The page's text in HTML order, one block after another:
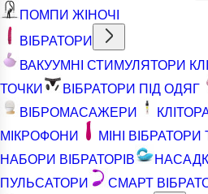
ПОМПИ ЖІНОЧІ
ВІБРАТОРИ
ВАКУУМНІ СТИМУЛЯТОРИ
ТОЧКИ
ВІБРАТОРИ ПІД ОДЯГ
ВІБРОМАСАЖЕРИ
МІКРОФОНИ
МІНІ ВІБРАТОРИ
НАБОРИ ВІБРАТОРІВ
ПУЛЬСАТОРИ
СМАРТ